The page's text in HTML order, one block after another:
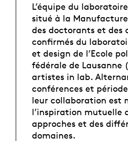
L’équipe du
situé à la
des doctorants et des
confirmés du
et design de l’Ecole
fédérale de Lausanne
artistes in lab.
conférences et
leur collaboration est
l’inspiration mutuelle
approches et des
domaines.